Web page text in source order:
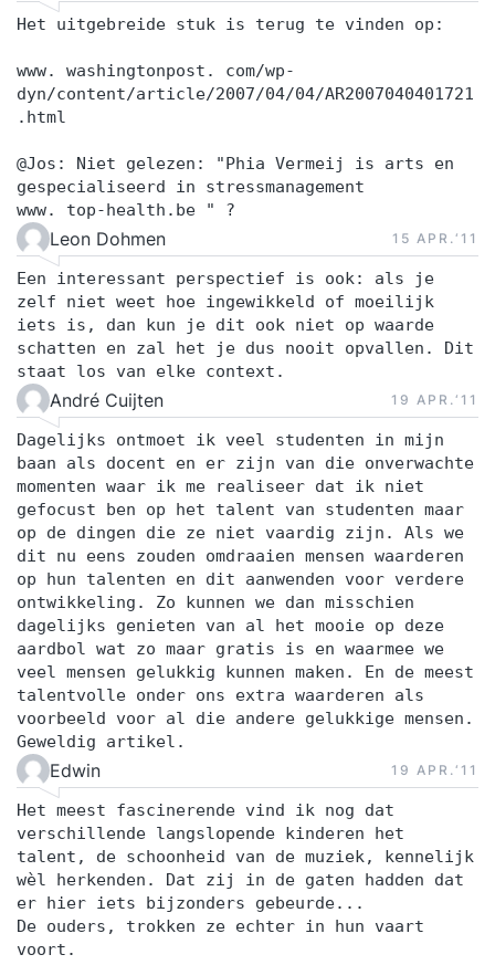
Het uitgebreide stuk is terug te vinden op:
www. washingtonpost. com/wp-
dyn/content/article/2007/04/04/AR2007040401721
.html
@Jos: Niet gelezen: "Phia Vermeij is arts en
gespecialiseerd in stressmanagement
www. top-health.be " ?
Leon Dohmen 15 APR.‘11
Een interessant perspectief is ook: als je
zelf niet weet hoe ingewikkeld of moeilijk
iets is, dan kun je dit ook niet op waarde
schatten en zal het je dus nooit opvallen. Dit
staat los van elke context.
André Cuijten 19 APR.‘11
Dagelijks ontmoet ik veel studenten in mijn
baan als docent en er zijn van die onverwachte
momenten waar ik me realiseer dat ik niet
gefocust ben op het talent van studenten maar
op de dingen die ze niet vaardig zijn. Als we
dit nu eens zouden omdraaien mensen waarderen
op hun talenten en dit aanwenden voor verdere
ontwikkeling. Zo kunnen we dan misschien
dagelijks genieten van al het mooie op deze
aardbol wat zo maar gratis is en waarmee we
veel mensen gelukkig kunnen maken. En de meest
talentvolle onder ons extra waarderen als
voorbeeld voor al die andere gelukkige mensen.
Geweldig artikel.
Edwin 19 APR.‘11
Het meest fascinerende vind ik nog dat
verschillende langslopende kinderen het
talent, de schoonheid van de muziek, kennelijk
wèl herkenden. Dat zij in de gaten hadden dat
er hier iets bijzonders gebeurde...
De ouders, trokken ze echter in hun vaart
voort.